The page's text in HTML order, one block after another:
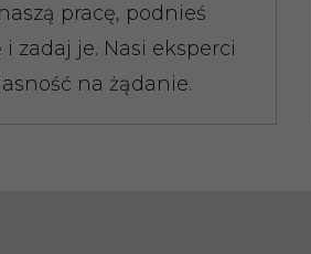
pracę, podnieś
i zadaj je. Nasi eksperci
na żądanie.